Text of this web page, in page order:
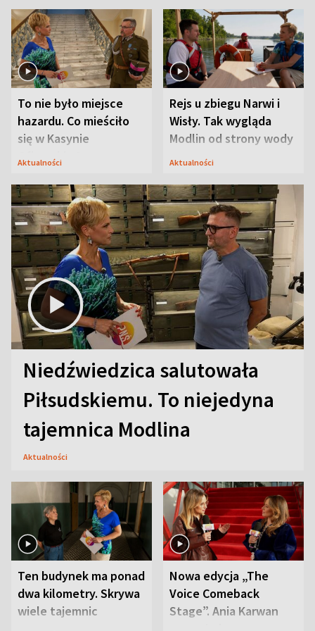
To nie było miejsce
hazardu. Co mieściło
się w Kasynie
Oficerskim?
Aktualności
Rejs u zbiegu Narwi i
Wisły. Tak wygląda
Modlin od strony wody
Aktualności
Niedźwiedzica salutowała
Piłsudskiemu. To niejedyna
tajemnica Modlina
Aktualności
Ten budynek ma ponad
dwa kilometry. Skrywa
wiele tajemnic
Nowa edycja „The
Voice Comeback
Stage”. Ania Karwan